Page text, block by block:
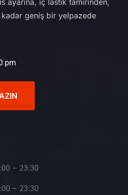
geniş bir yelpazede
pm
– 23:30
– 23:30